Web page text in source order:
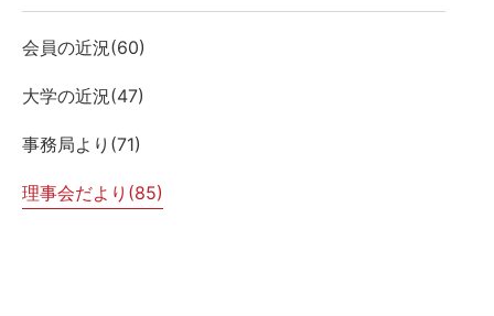
会員の近況(60)
大学の近況(47)
事務局より(71)
理事会だより(85)